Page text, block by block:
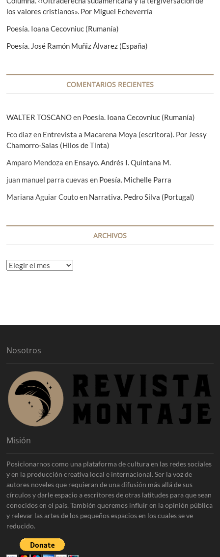
t
r
a
a
s
los valores cristianos». Por Miguel Echeverría
Poesía. Ioana Cecovniuc (Rumanía)
Poesía. José Ramón Muñiz Álvarez (España)
COMENTARIOS RECIENTES
WALTER TOSCANOen Poesía. Ioana Cecovniuc (Rumanía)
Fco diazen Entrevista a Macarena Moya (escritora). Por Jessy
Chamorro-Salas (Hilos de Tinta)
Amparo Mendoza en Ensayo. Andrés I. Quintana M.
juan manuel parra cuevas en Poesía. Michelle Parra
Mariana Aguiar Coutoen Narrativa. Pedro Silva (Portugal)
ARCHIVOS
A
Nosotros
Misión
Posicionarnos como una plataforma de cultura en las redes sociales
y en la producción creativa local e internacional. Ser la voz de
autores noveles que requieran de una difusión más allá de sus
círculos y darle espacio a escritores de otras latitudes para que sean
conocidos en el país. También queremos influir en la opinión pública
y relevar las artes de los pequeños espacios en los cuales se ve
reducido.